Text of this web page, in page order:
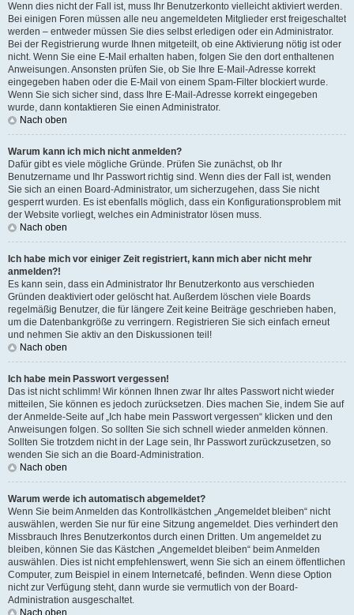
Wenn dies nicht der Fall ist, muss Ihr Benutzerkonto vielleicht aktiviert werden.
Bei einigen Foren müssen alle neu angemeldeten Mitglieder erst freigeschaltet
werden – entweder müssen Sie dies selbst erledigen oder ein Administrator.
Bei der Registrierung wurde Ihnen mitgeteilt, ob eine Aktivierung nötig ist oder
nicht. Wenn Sie eine E-Mail erhalten haben, folgen Sie den dort enthaltenen
Anweisungen. Ansonsten prüfen Sie, ob Sie Ihre E-Mail-Adresse korrekt
eingegeben haben oder die E-Mail von einem Spam-Filter blockiert wurde.
Wenn Sie sich sicher sind, dass Ihre E-Mail-Adresse korrekt eingegeben
wurde, dann kontaktieren Sie einen Administrator.
Nach oben
Warum kann ich mich nicht anmelden?
Dafür gibt es viele mögliche Gründe. Prüfen Sie zunächst, ob Ihr
Benutzername und Ihr Passwort richtig sind. Wenn dies der Fall ist, wenden
Sie sich an einen Board-Administrator, um sicherzugehen, dass Sie nicht
gesperrt wurden. Es ist ebenfalls möglich, dass ein Konfigurationsproblem mit
der Website vorliegt, welches ein Administrator lösen muss.
Nach oben
Ich habe mich vor einiger Zeit registriert, kann mich aber nicht mehr
anmelden?!
Es kann sein, dass ein Administrator Ihr Benutzerkonto aus verschieden
Gründen deaktiviert oder gelöscht hat. Außerdem löschen viele Boards
regelmäßig Benutzer, die für längere Zeit keine Beiträge geschrieben haben,
um die Datenbankgröße zu verringern. Registrieren Sie sich einfach erneut
und nehmen Sie aktiv an den Diskussionen teil!
Nach oben
Ich habe mein Passwort vergessen!
Das ist nicht schlimm! Wir können Ihnen zwar Ihr altes Passwort nicht wieder
mitteilen, Sie können es jedoch zurücksetzen. Dies machen Sie, indem Sie auf
der Anmelde-Seite auf „Ich habe mein Passwort vergessen“ klicken und den
Anweisungen folgen. So sollten Sie sich schnell wieder anmelden können.
Sollten Sie trotzdem nicht in der Lage sein, Ihr Passwort zurückzusetzen, so
wenden Sie sich an die Board-Administration.
Nach oben
Warum werde ich automatisch abgemeldet?
Wenn Sie beim Anmelden das Kontrollkästchen „Angemeldet bleiben“ nicht
auswählen, werden Sie nur für eine Sitzung angemeldet. Dies verhindert den
Missbrauch Ihres Benutzerkontos durch einen Dritten. Um angemeldet zu
bleiben, können Sie das Kästchen „Angemeldet bleiben“ beim Anmelden
auswählen. Dies ist nicht empfehlenswert, wenn Sie sich an einem öffentlichen
Computer, zum Beispiel in einem Internetcafé, befinden. Wenn diese Option
nicht zur Verfügung steht, dann wurde sie vermutlich von der Board-
Administration ausgeschaltet.
Nach oben